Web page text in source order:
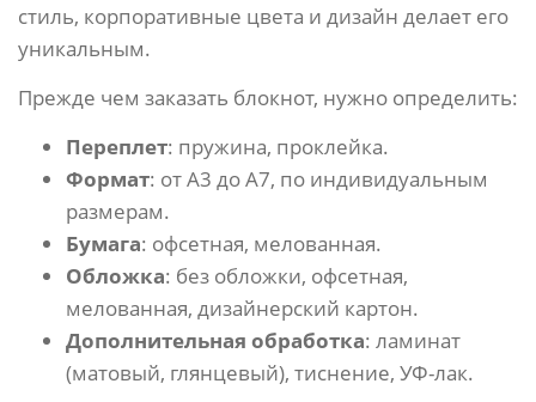
стиль, корпоративные цвета и дизайн делает его
уникальным.
Прежде чем заказать блокнот, нужно определить:
Переплет: пружина, проклейка.
Формат: от А3 до А7, по индивидуальным
размерам.
Бумага: офсетная, мелованная.
Обложка: без обложки, офсетная,
мелованная, дизайнерский картон.
Дополнительная обработка: ламинат
(матовый, глянцевый), тиснение, УФ-лак.